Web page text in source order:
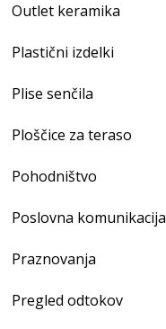
Outlet keramika
Plastični izdelki
Plise senčila
Ploščice za teraso
Pohodništvo
Poslovna komunikacija
Praznovanja
Pregled odtokov